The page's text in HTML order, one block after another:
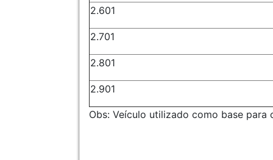
2.601
2.701
2.801
2.901
Obs: Veículo utilizado como base